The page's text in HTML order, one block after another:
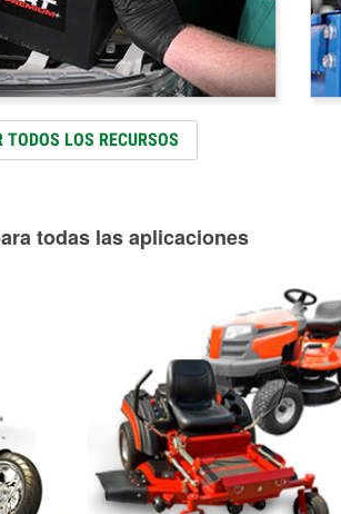
TODOS LOS RECURSOS
todas las aplicaciones